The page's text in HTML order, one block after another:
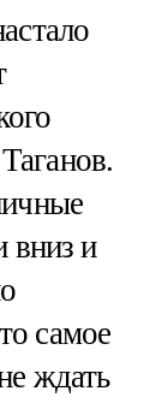
вниз и
самое
ждать